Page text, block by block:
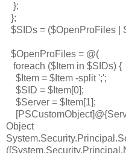
};
};
$SIDs = ($OpenProFiles |
$OpenProFiles = @(
foreach ($Item in $SIDs) {
$Item = $Item -split ';';
$SID = $Item[0];
$Server = $Item[1];
Object